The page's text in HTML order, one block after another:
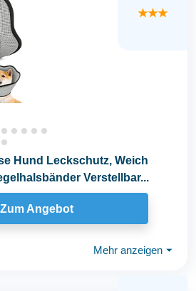
★★★
Hund Leckschutz, Weich
Verstellbar...
Zum Angebot
Mehr anzeigen ⏷